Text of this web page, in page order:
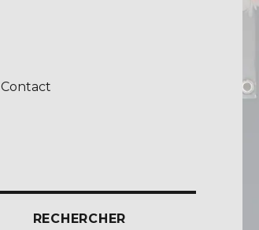
Contact
RECHERCHER